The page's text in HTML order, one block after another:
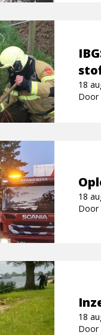
18
Door
18
Door
18
Door